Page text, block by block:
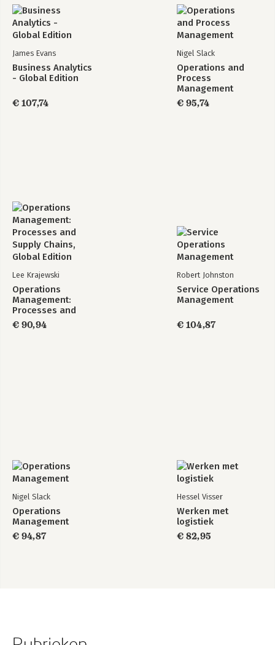
James Evans
Business Analytics
- Global Edition
€ 107,74
Nigel Slack
Operations and
Process
Management
€ 95,74
Lee Krajewski
Operations
Management:
Processes and
Supply Chains,
Global Edition
€ 90,94
Robert Johnston
Service Operations
Management
€ 104,87
Nigel Slack
Operations
Management
€ 94,87
Hessel Visser
Werken met
logistiek
€ 82,95